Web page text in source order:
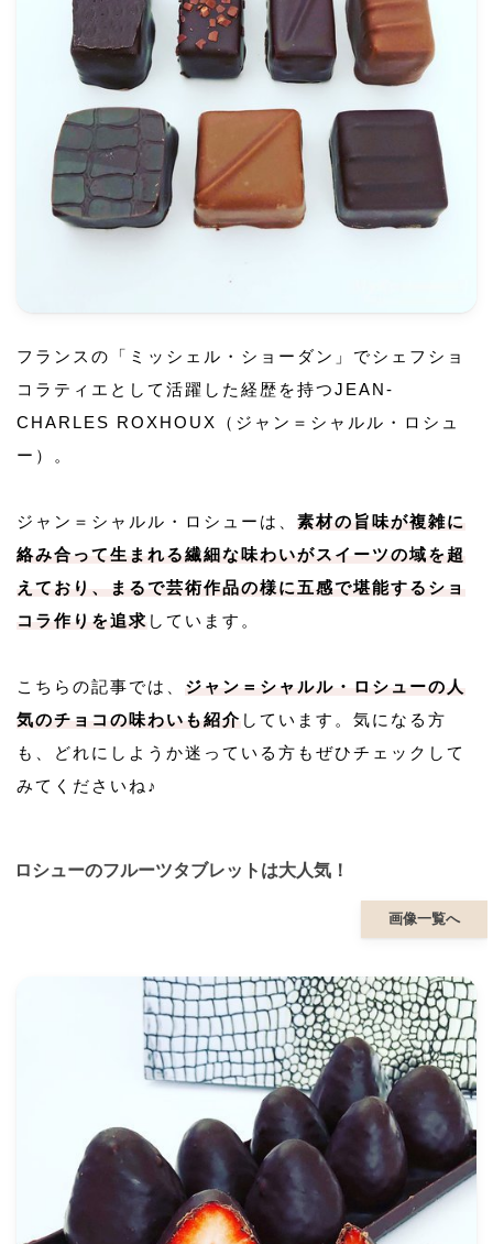
フランスの「ミッシェル・ショーダン」でシェフショ
コラティエとして活躍した経歴を持つJEAN-
CHARLES ROXHOUX（ジャン＝シャルル・ロシュ
ー）。
ジャン＝シャルル・ロシューは、 素材の旨味が複雑に
絡み合って生まれる繊細な味わいがスイーツの域を超
えており、まるで芸術作品の様に五感で堪能するショ
コラ作りを追求 しています。
こちらの記事では、 ジャン＝シャルル・ロシューの人
気のチョコの味わいも紹介 しています。気になる方
も、どれにしようか迷っている方もぜひチェックして
みてくださいね♪
ロシューのフルーツタブレットは大人気！
画像一覧へ